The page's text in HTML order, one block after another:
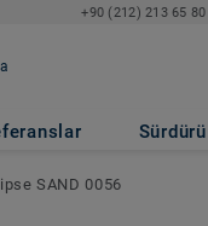
+90 (212) 213 65 80
SAND 0056